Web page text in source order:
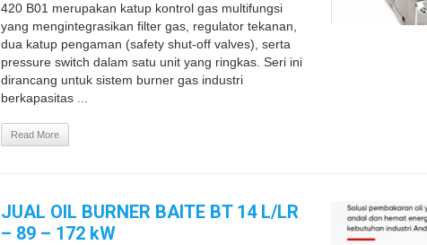
420 B01 merupakan katup kontrol gas multifungsi
yang mengintegrasikan filter gas, regulator tekanan,
dua katup pengaman (safety shut-off valves), serta
pressure switch dalam satu unit yang ringkas. Seri ini
dirancang untuk sistem burner gas industri
berkapasitas ...
Read More
JUAL OIL BURNER BAITE BT 14 L/LR
– 89 – 172 kW